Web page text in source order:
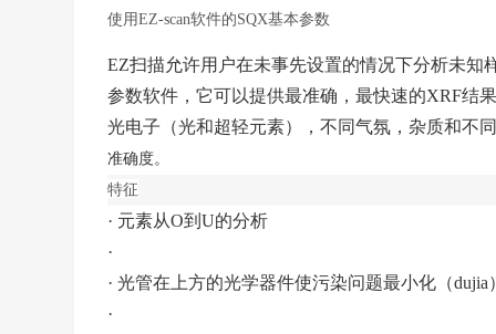
使用EZ-scan软件的SQX基本参数
EZ扫描允许用户在未事先设置的情况下分析未
参数软件，它可以提供最准确，最快速的XRF结
光电子（光和超轻元素），不同气氛，杂质和不
准确度。
特征
· 元素从O到U的分析
·
·光管在上方的光学器件使污染问题最小化（dujia
·